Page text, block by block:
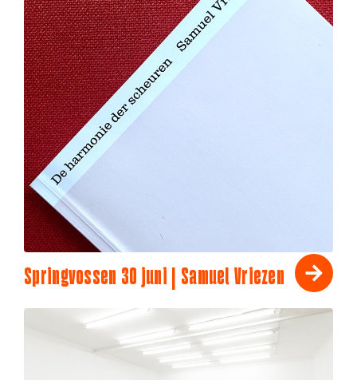
Springvossen 30 juni | Samuel Vriezen